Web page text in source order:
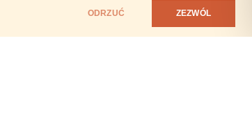
ODRZUĆ ZEZWÓL